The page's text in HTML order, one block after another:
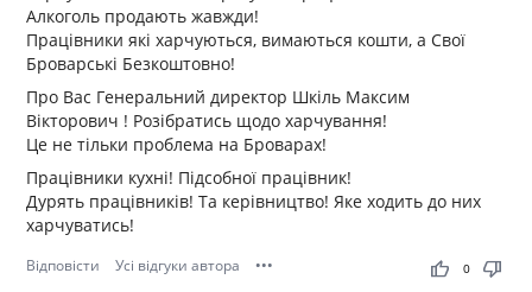
Алкоголь продають жавжди!
Працівники які харчуються, вимаються кошти, а Свої
Броварські Безкоштовно!
Про Вас Генеральний директор Шкіль Максим
Вікторович ! Розібратись щодо харчування!
Це не тільки проблема на Броварах!
Працівники кухні! Підсобної працівник!
Дурять працівників! Та керівництво! Яке ходить до них
харчуватись!
Відповісти Усі відгуки автора ••• thumb_up thumb_down
0